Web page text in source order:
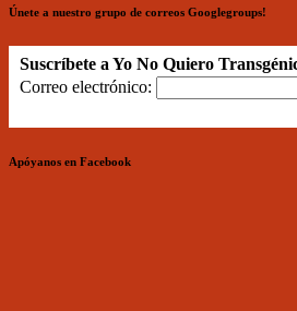
Únete a nuestro grupo de correos Googlegroups!
Suscríbete a Yo No Quiero
Correo electrónico:
Apóyanos en Facebook